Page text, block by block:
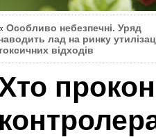
Особливо небезпечні. Уряд
лад на ринку
відходів